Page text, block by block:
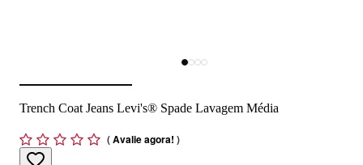
Trench Coat Jeans Levi's® Spade Lavagem Média
(Avalie agora! )